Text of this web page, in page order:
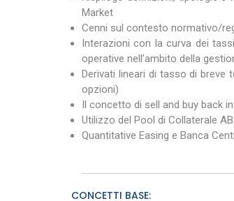
Market
Cenni sul contesto normativo/
Interazioni con la curva dei
operative nell’ambito della
Derivati lineari di tasso di breve
opzioni)
Il concetto di sell and buy back
Utilizzo del Pool di Collaterale
Quantitative Easing e Banca
CONCETTI BASE: